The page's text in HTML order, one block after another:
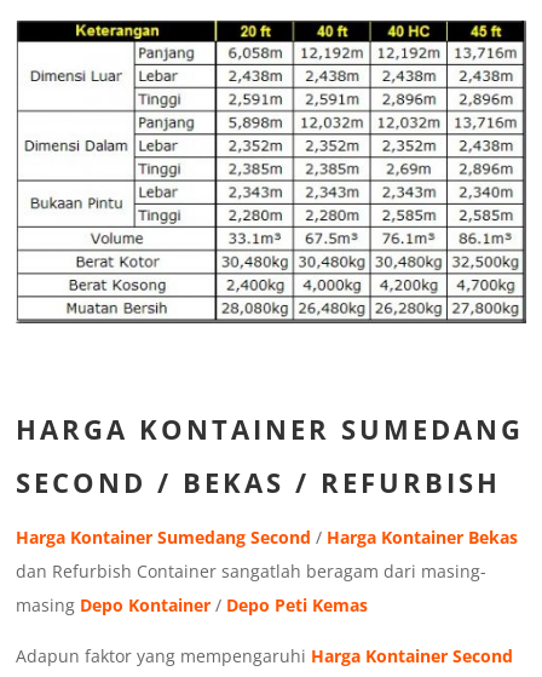
HARGA KONTAINER SUMEDANG
SECOND / BEKAS / REFURBISH
Harga Kontainer Sumedang Second / Harga Kontainer Bekas
dan Refurbish Container sangatlah beragam dari masing-
masing Depo Kontainer / Depo Peti Kemas
Adapun faktor yang mempengaruhi Harga Kontainer Second